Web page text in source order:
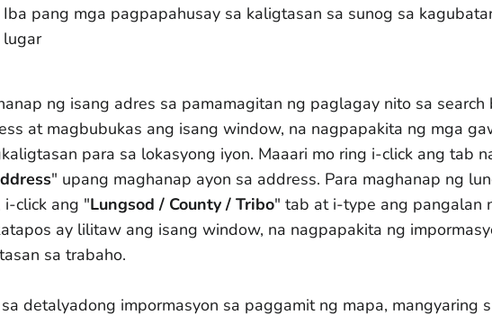
Iba pang mga pagpapahusay sa kaligtasan sa sunog sa
lugar
ng isang adres sa pamamagitan ng paglagay nito sa search
at magbubukas ang isang window, na nagpapakita ng mga
para sa lokasyong iyon. Maaari mo ring i-click ang tab
" upang maghanap ayon sa address. Para maghanap ng
i-click ang "Lungsod / County / Tribo" tab at i-type ang pangalan
ay lilitaw ang isang window, na nagpapakita ng
sa trabaho.
detalyadong impormasyon sa paggamit ng mapa, mangyaring